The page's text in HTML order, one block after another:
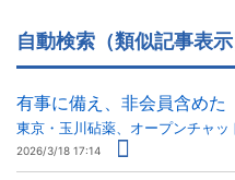
自動検索（類似記事表示
有事に備え、非会員含めた
東京・玉川砧薬、オープンチャッ
2026/3/18 17:14